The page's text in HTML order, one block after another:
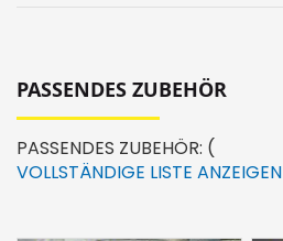
Klebkraft: gut
Kratzfestigkeit: gut
UV-Beständigkeit: gut
Chemische Beständigkeit: gut
PASSENDES ZUBEHÖR
PASSENDES ZUBEHÖR: (
VOLLSTÄNDIGE LISTE ANZEIGEN